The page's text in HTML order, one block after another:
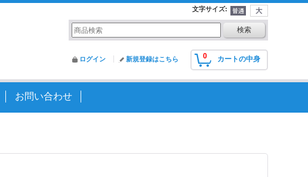
文字サイズ:
0 カートの中身
ログイン 新規登録はこちら
お問い合わせ